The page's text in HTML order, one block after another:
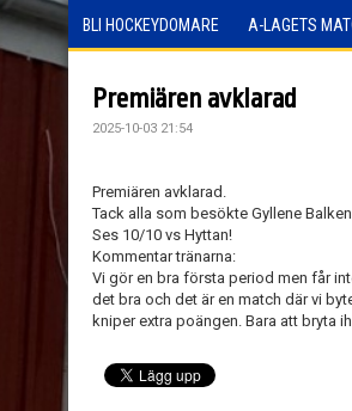
BLI HOCKEYDOMARE A-LAGETS
Premiären avklarad
2025-10-03 21:54
Premiären avklarad.
Tack alla som besökte Gyllene
Ses 10/10 vs Hyttan!
Kommentar tränarna:
Vi gör en bra första period men får
det bra och det är en match där vi
kniper extra poängen. Bara att bryta